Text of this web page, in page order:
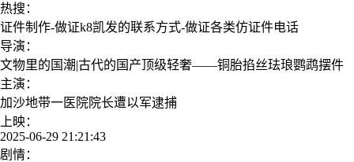
热搜：
证件制作-做证k8凯发的联系方式-做证各类仿证件电话
导演：
文物里的国潮|古代的国产顶级轻奢——铜胎掐丝珐琅鹦鹉摆件
主演：
加沙地带一医院院长遭以军逮捕
上映：
2025-06-29 21:21:43
剧情：